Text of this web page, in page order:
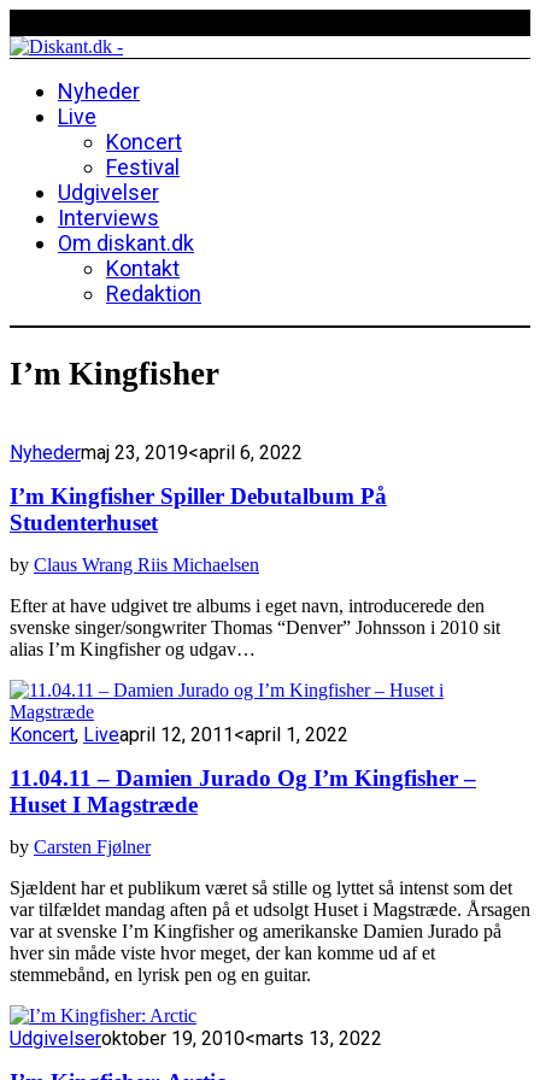
Nyheder
Live
Koncert
Festival
Udgivelser
Interviews
Om diskant.dk
Kontakt
Redaktion
I’m Kingfisher
Nyhedermaj 23, 2019<april 6, 2022
I’m Kingfisher Spiller Debutalbum På
Studenterhuset
by Claus Wrang Riis Michaelsen
Efter at have udgivet tre albums i eget navn, introducerede den
svenske singer/songwriter Thomas “Denver” Johnsson i 2010 sit
alias I’m Kingfisher og udgav…
Koncert, Liveapril 12, 2011<april 1, 2022
11.04.11 – Damien Jurado Og I’m Kingfisher –
Huset I Magstræde
by Carsten Fjølner
Sjældent har et publikum været så stille og lyttet så intenst som det
var tilfældet mandag aften på et udsolgt Huset i Magstræde. Årsagen
var at svenske I’m Kingfisher og amerikanske Damien Jurado på
hver sin måde viste hvor meget, der kan komme ud af et
stemmebånd, en lyrisk pen og en guitar.
Udgivelseroktober 19, 2010<marts 13, 2022